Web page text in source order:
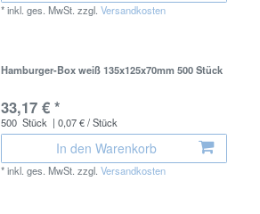
*inkl. ges. MwSt. zzgl.Versandkosten
Hamburger-Box weiß 135x125x70mm 500 Stück
33,17 € *
500 Stück | 0,07 € / Stück
In den Warenkorb
*inkl. ges. MwSt. zzgl.Versandkosten